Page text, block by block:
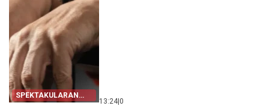
SPEKTAKULARAN
PLAN
13:24 0